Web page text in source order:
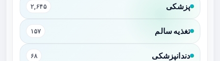
پزشکی ۲,۶۴۵
تغذیه سالم ۱۵۷
دندانپزشکی ۶۸